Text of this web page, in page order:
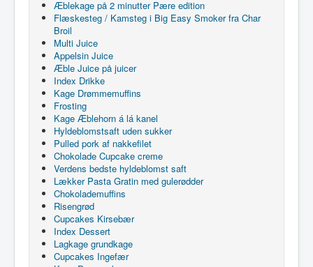
Æblekage på 2 minutter Pære edition
Flæskesteg / Kamsteg i Big Easy Smoker fra Char
Broil
Multi Juice
Appelsin Juice
Æble Juice på juicer
Index Drikke
Kage Drømmemuffins
Frosting
Kage Æblehorn á lá kanel
Hyldeblomstsaft uden sukker
Pulled pork af nakkefilet
Chokolade Cupcake creme
Verdens bedste hyldeblomst saft
Lækker Pasta Gratin med gulerødder
Chokolademuffins
Risengrød
Cupcakes Kirsebær
Index Dessert
Lagkage grundkage
Cupcakes Ingefær